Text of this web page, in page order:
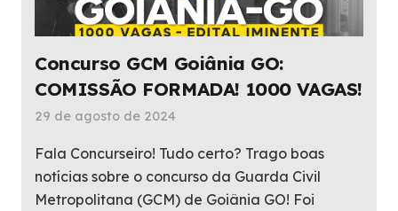
Concurso GCM Goiânia GO:
COMISSÃO FORMADA! 1000 VAGAS!
29 de agosto de 2024
Fala Concurseiro! Tudo certo? Trago boas
notícias sobre o concurso da Guarda Civil
Metropolitana (GCM) de Goiânia GO! Foi